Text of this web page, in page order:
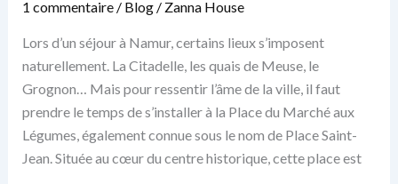
1 commentaire / Blog/ Zanna House
Lors d’un séjour à Namur, certains lieux s’imposent
naturellement. La Citadelle, les quais de Meuse, le
Grognon… Mais pour ressentir l’âme de la ville, il faut
prendre le temps de s’installer à la Place du Marché aux
Légumes, également connue sous le nom de Place Saint-
Jean. Située au cœur du centre historique, cette place est